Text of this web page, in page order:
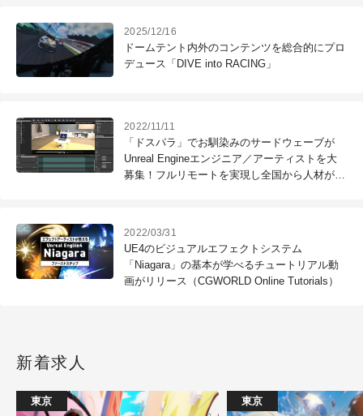
2025/12/16
ドームテント内外のコンテンツを総合的にプロ
デュース「DIVE into RACING」
2022/11/11
「ドスパラ」でお馴染みのサードウェーブが
Unreal Engineエンジニア／アーティストを大
募集！フルリモートを実現し全国から人材が集
2022/03/31
UE4のビジュアルエフェクトシステム
「Niagara」の基本が学べるチュートリアル動
画がリリース（CGWORLD Online Tutorials）
新着求人
東京 東京